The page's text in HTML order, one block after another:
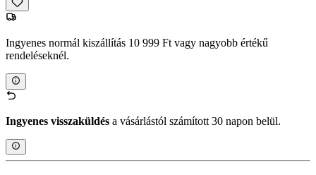
Ingyenes normál kiszállítás 10 999 Ft vagy nagyobb értékű
rendeléseknél.
Ingyenes visszaküldés a vásárlástól számított 30 napon belül.